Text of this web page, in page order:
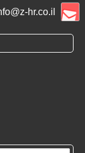
hr.co.il